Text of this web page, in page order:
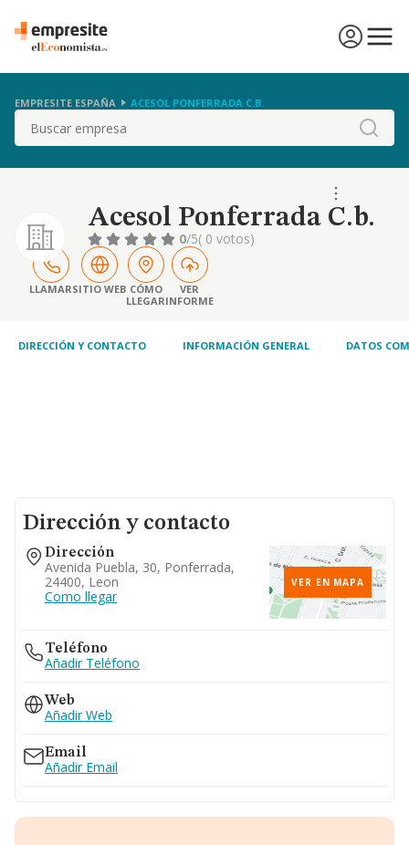
EMPRESITE ESPAÑA ACESOL PONFERRADA C.B.
Buscar
Acesol Ponferrada C.b.
0/5( 0 votos)
LLAMARSITIO WEB CÓMO
LLEGAR
VER
INFORME
DIRECCIÓN Y CONTACTO INFORMACIÓN GENERAL DATOS
Dirección y contacto
Dirección
Avenida Puebla, 30, Ponferrada,
24400, Leon
Como llegar
VER EN MAPA
Teléfono
Añadir Teléfono
Web
Añadir Web
Email
Añadir Email